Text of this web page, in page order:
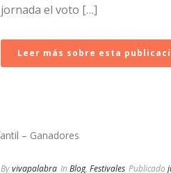
jornada el voto […]
Leer más sobre esta
Byvivapalabra In Blog, Festivales Publicado